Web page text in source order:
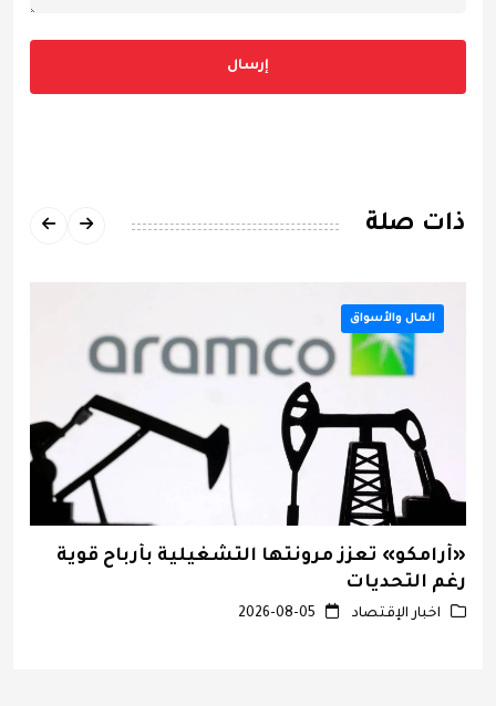
إرسال
ذات صلة
المال والأسواق
«أرامكو» تعزز مرونتها التشغيلية بأرباح قوية
رغم التحديات
اخبار الإقتصاد